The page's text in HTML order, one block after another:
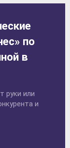
по
в
руки или
и